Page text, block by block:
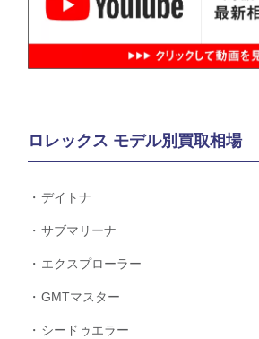
ロレックス モデル別買取相場
デイトナ
サブマリーナ
エクスプローラー
GMTマスター
シードゥエラー